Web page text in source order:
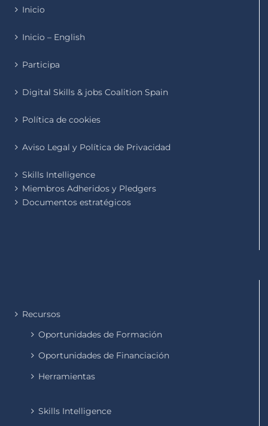
Inicio
Inicio – English
Participa
Digital Skills & jobs Coalition Spain
Política de cookies
Aviso Legal y Política de Privacidad
Skills Intelligence
Miembros Adheridos y Pledgers
Documentos estratégicos
Recursos
Oportunidades de Formación
Oportunidades de Financiación
Herramientas
Skills Intelligence